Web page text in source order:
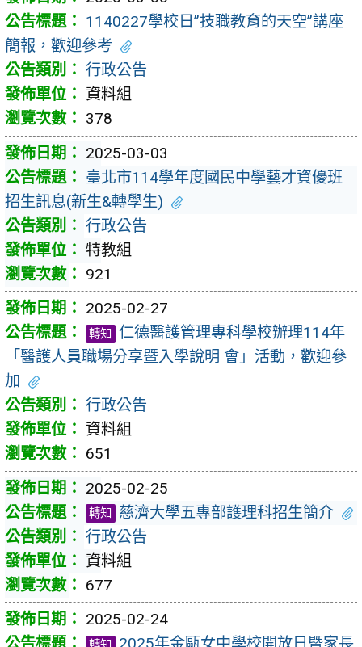
1140227學校日”技職教育的天空”講座
簡報，歡迎參考
行政公告
資料組
378
2025-03-03
臺北市114學年度國民中學藝才資優班
招生訊息(新生&轉學生)
行政公告
特教組
921
2025-02-27
轉知
仁德醫護管理專科學校辦理114年
「醫護人員職場分享暨入學說明 會」活動，歡迎參
加
行政公告
資料組
651
2025-02-25
轉知
慈濟大學五專部護理科招生簡介
行政公告
資料組
677
2025-02-24